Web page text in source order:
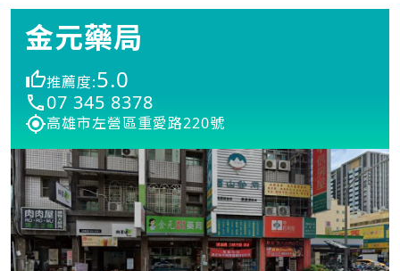
金元藥局
推薦度:5.0
07 345 8378
高雄市左營區重愛路220號